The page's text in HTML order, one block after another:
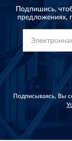
Подпишись,
предложениях,
Подписываясь, Вы